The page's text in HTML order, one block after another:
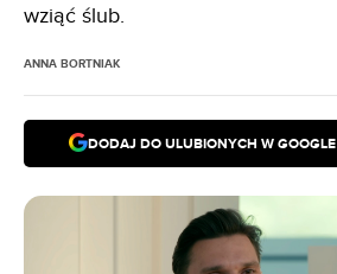
wziąć ślub.
ANNA BORTNIAK
DODAJ DO ULUBIONYCH W GOOGLE